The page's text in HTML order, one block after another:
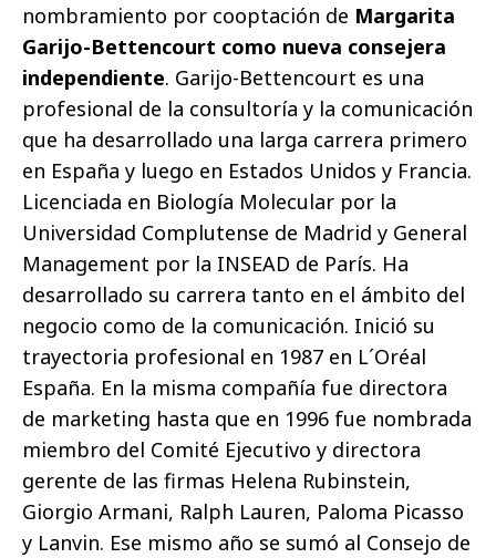
nombramiento por cooptación de Margarita
Garijo-Bettencourt como nueva consejera
independiente. Garijo-Bettencourt es una
profesional de la consultoría y la comunicación
que ha desarrollado una larga carrera primero
en España y luego en Estados Unidos y Francia.
Licenciada en Biología Molecular por la
Universidad Complutense de Madrid y General
Management por la INSEAD de París. Ha
desarrollado su carrera tanto en el ámbito del
negocio como de la comunicación. Inició su
trayectoria profesional en 1987 en L´Oréal
España. En la misma compañía fue directora
de marketing hasta que en 1996 fue nombrada
miembro del Comité Ejecutivo y directora
gerente de las firmas Helena Rubinstein,
Giorgio Armani, Ralph Lauren, Paloma Picasso
y Lanvin. Ese mismo año se sumó al Consejo de